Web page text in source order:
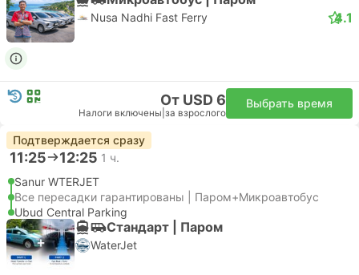
Nusa Nadhi Fast Ferry 4.1
От USD 6
Налоги включены за взрослого
Выбрать время
Подтверждается сразу
11:25 12:25 1 ч.
Sanur WTERJET
Все пересадки гарантированы | Паром+Микроавтобус
Ubud Central Parking
Стандарт | Паром
WaterJet